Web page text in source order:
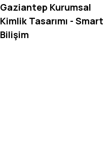
Gaziantep Kurumsal
Kimlik Tasarımı - Smart
Bilişim